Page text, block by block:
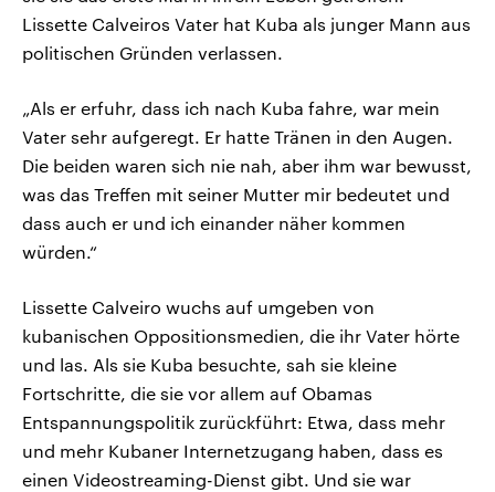
Lissette Calveiros Vater hat Kuba als junger Mann aus
politischen Gründen verlassen.
„Als er erfuhr, dass ich nach Kuba fahre, war mein
Vater sehr aufgeregt. Er hatte Tränen in den Augen.
Die beiden waren sich nie nah, aber ihm war bewusst,
was das Treffen mit seiner Mutter mir bedeutet und
dass auch er und ich einander näher kommen
würden.“
Lissette Calveiro wuchs auf umgeben von
kubanischen Oppositionsmedien, die ihr Vater hörte
und las. Als sie Kuba besuchte, sah sie kleine
Fortschritte, die sie vor allem auf Obamas
Entspannungspolitik zurückführt: Etwa, dass mehr
und mehr Kubaner Internetzugang haben, dass es
einen Videostreaming-Dienst gibt. Und sie war